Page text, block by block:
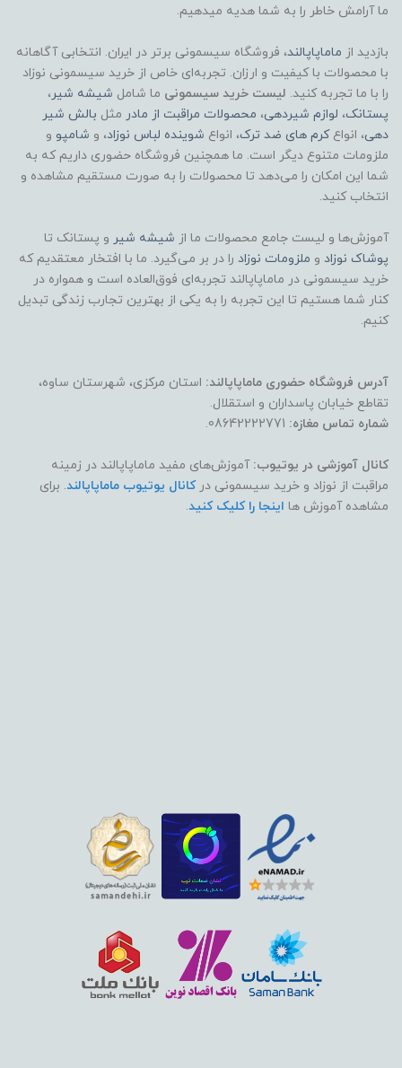
ما آرامش خاطر را به شما هدیه میدهیم.
بازدید از ماماپاپالند، فروشگاه سیسمونی برتر در ایران. انتخابی آگاهانه
با محصولات با کیفیت و ارزان. تجربه‌ای خاص از خرید سیسمونی نوزاد
را با ما تجربه کنید. لیست خرید سیسمونی ما شامل شیشه شیر ،
پستانک، لوازم شیردهی، محصولات مراقبت از مادر مثل بالش شیر
دهی، انواعکرم های ضد ترک، انواع شوینده لباس نوزاد، و شامپو و
ملزومات متنوع دیگر است. ما همچنین فروشگاه حضوری داریم که به
شما این امکان را می‌دهد تا محصولات را به صورت مستقیم مشاهده و
انتخاب کنید.
آموزش‌ها و لیست جامع محصولات ما از شیشه شیر و پستانک تا
پوشاک نوزاد و ملزومات نوزاد را در بر می‌گیرد. ما با افتخار معتقدیم که
خرید سیسمونی در ماماپاپالند تجربه‌ای فوق‌العاده است و همواره در
کنار شما هستیم تا این تجربه را به یکی از بهترین تجارب زندگی تبدیل
کنیم.
آدرس فروشگاه حضوری ماماپاپالند: استان مرکزی، شهرستان ساوه،
تقاطع خیابان پاسداران و استقلال.
شماره تماس مغازه:
کانال آموزشی در یوتیوب: آموزش‌های مفید ماماپاپالند در زمینه
مراقبت از نوزاد و خرید سیسمونی درکانال یوتیوب ماماپاپالند. برای
مشاهده آموزش ها اینجا را کلیک کنید.